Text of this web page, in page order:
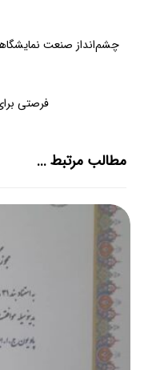
چشم‌انداز صنعت نمایشگاهی ایران پس
فرصتی
مطالب مرتبط ...